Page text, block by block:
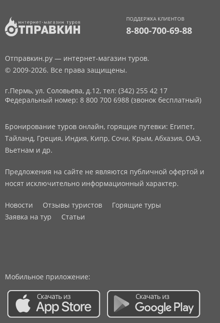
ПОДДЕРЖКА КЛИЕНТОВ
8-800-700-69-88
Отправкин.ру — интернет-магазин туров.
© 2009-2026. Все права защищены.
г.Пермь, ул. Соловьева, д.12, тел: (342) 255 42 17
Федеральный номер: 8 800 700 6988 (звонок бесплатный)
Бронирование туров онлайн, горящие путевки: Египет,
Тайланд, Греция, Индия, Кипр, Сочи, Крым, Абхазия, ОАЭ,
Вьетнам и др.
Предложения на сайте не являются публичной офертой и
носят исключительно информационный характер.
Новости Отзывы туристов
Горящие туры
Заявка на тур
Статьи
Мобильное приложение: